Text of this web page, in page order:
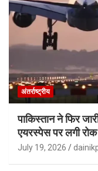
अंतर्राष्ट्रीय
पाकिस्तान ने फिर
एयरस्पेस पर लगी
July 19, 2026